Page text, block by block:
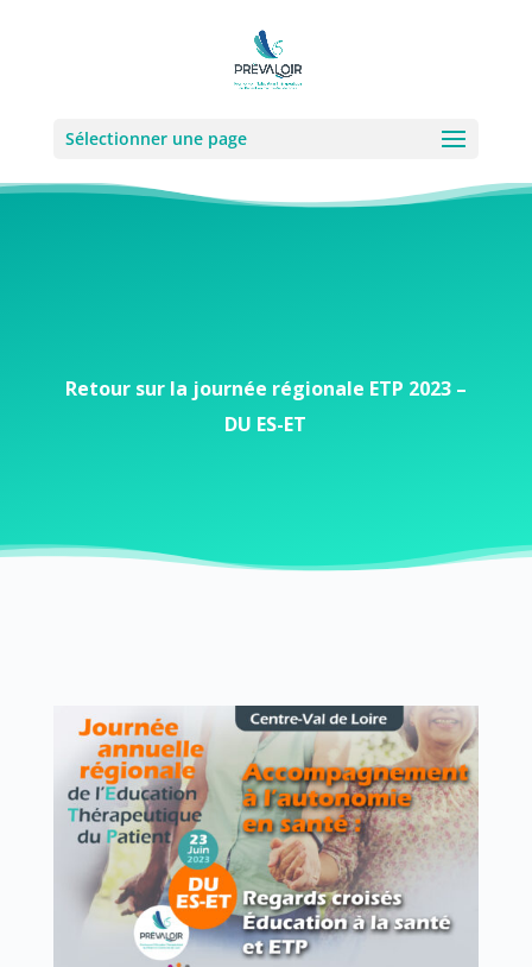
Sélectionner une page
Retour sur la journée régionale ETP 2023 –
DU ES-ET